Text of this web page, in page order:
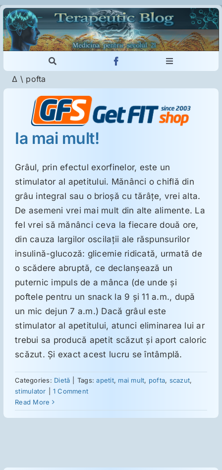
Skip
to
content
Toggle
Cautare...
Toggle
Imunologie
Dermatologie
Neurologie
Suplimente
Reumatologie
Ginecologie
Mesajele lui Reichelt
Dietă
Δ \ pofta
Ia mai mult!
Grâul, prin efectul exorfinelor, este un
stimulator al apetitului. Mănânci o chiflă din
grâu integral sau o brioşă cu tărâţe, vrei alta.
De asemeni vrei mai mult din alte alimente. La
fel vrei să mănânci ceva la fiecare două ore,
din cauza largilor oscilaţii ale răspunsurilor
insulină-glucoză: glicemie ridicată, urmată de
o scădere abruptă, ce declanşează un
puternic impuls de a mânca (de unde şi
poftele pentru un snack la 9 şi 11 a.m., după
un mic dejun 7 a.m.) Dacă grâul este
stimulator al apetitului, atunci eliminarea lui ar
trebui sa producă apetit scăzut şi aport caloric
scăzut. Şi exact acest lucru se întâmplă.
Categories: Dietă Tags:apetit, mai mult, pofta, scazut,
stimulator
1 Comment
Read More